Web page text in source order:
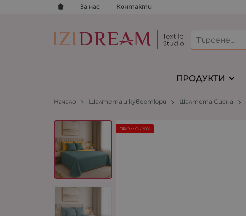
За нас Контакти
ПРОДУКТИ
Начало Шалтета и кувертюри Шалтета Сиена
ПРОМО -20%